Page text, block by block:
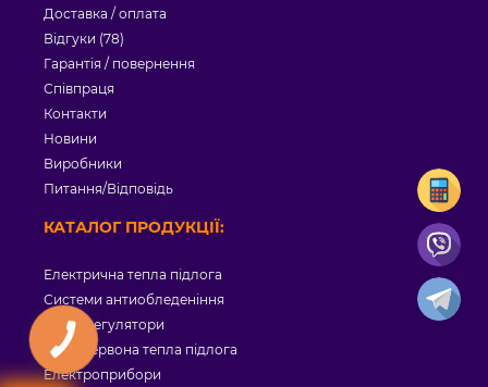
Доставка / оплата
Відгуки (78)
Гарантія / повернення
Співпраця
Контакти
Новини
Виробники
Питання/Відповідь
КАТАЛОГ ПРОДУКЦІЇ:
Електрична тепла підлога
Системи антиобледеніння
Терморегулятори
Інфрачервона тепла підлога
Електроприбори